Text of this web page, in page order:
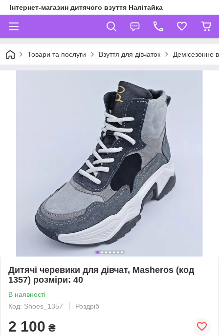
Інтернет-магазин дитячого взуття Налітайка
Товари та послуги Взуття для дівчаток Демісезонне
Дитячі черевики для дівчат, Masheros (код
1357) розміри: 40
В наявності
Код: Shoes_1357
Роздріб
2 100 ₴